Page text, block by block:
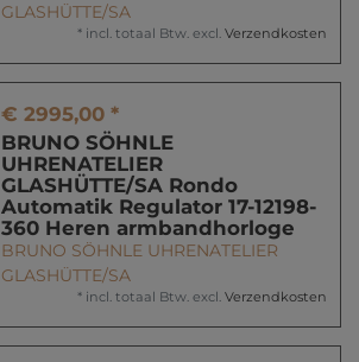
GLASHÜTTE/SA
* incl. totaal Btw. excl. Verzendkosten
€ 2995,00 *
BRUNO SÖHNLE
UHRENATELIER
GLASHÜTTE/SA Rondo
Automatik Regulator 17-12198-
360 Heren armbandhorloge
BRUNO SÖHNLE UHRENATELIER
GLASHÜTTE/SA
* incl. totaal Btw. excl. Verzendkosten